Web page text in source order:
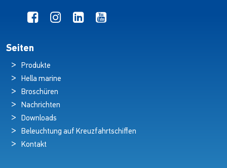
Seiten
Produkte
Hella marine
Broschüren
Nachrichten
Downloads
Beleuchtung auf Kreuzfahrtschiffen
Kontakt